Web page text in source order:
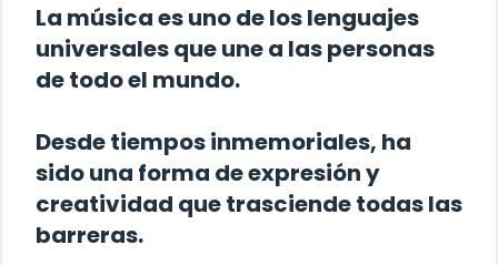
La música es uno de los lenguajes
universales que une a las personas
de todo el mundo.
Desde tiempos inmemoriales, ha
sido una forma de expresión y
creatividad que trasciende todas las
barreras.